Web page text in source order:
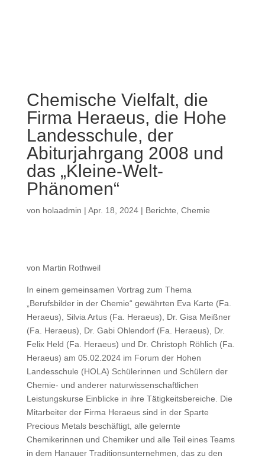
Chemische Vielfalt, die
Firma Heraeus, die Hohe
Landesschule, der
Abiturjahrgang 2008 und
das „Kleine-Welt-
Phänomen“
von holaadmin | Apr. 18, 2024| Berichte Chemie
von Martin Rothweil
In einem gemeinsamen Vortrag zum Thema
„Berufsbilder in der Chemie“ gewährten Eva Karte (Fa.
Heraeus), Silvia Artus (Fa. Heraeus), Dr. Gisa Meißner
(Fa. Heraeus), Dr. Gabi Ohlendorf (Fa. Heraeus), Dr.
Felix Held (Fa. Heraeus) und Dr. Christoph Röhlich (Fa.
Heraeus) am 05.02.2024 im Forum der Hohen
Landesschule (HOLA) Schülerinnen und Schülern der
Chemie- und anderer naturwissenschaftlichen
Leistungskurse Einblicke in ihre Tätigkeitsbereiche. Die
Mitarbeiter der Firma Heraeus sind in der Sparte
Precious Metals beschäftigt, alle gelernte
Chemikerinnen und Chemiker und alle Teil eines Teams
in dem Hanauer Traditionsunternehmen, das zu den